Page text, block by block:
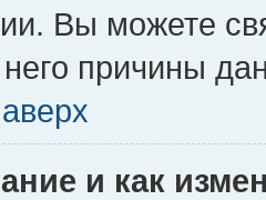
Вы можете
причины
и как